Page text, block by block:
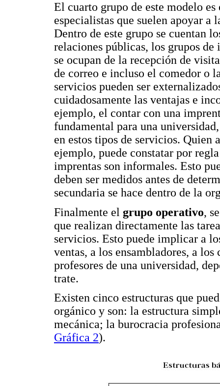
El cuarto grupo de este modelo
especialistas que suelen apoyar a
Dentro de este grupo se cuentan
relaciones públicas, los grupos
se ocupan de la recepción de
de correo e incluso el comedor o
servicios pueden ser
cuidadosamente las ventajas e
ejemplo, el contar con una
fundamental para una
en estos tipos de servicios. Quien
ejemplo, puede constatar por
imprentas son informales. Esto
deben ser medidos antes de
secundaria se hace dentro de la
Finalmente el grupo operativo,
que realizan directamente las
servicios. Esto puede implicar a
ventas, a los ensambladores, a
profesores de una universidad,
trate.
Existen cinco estructuras que
orgánico y son: la estructura
mecánica; la burocracia
Gráfica 2).